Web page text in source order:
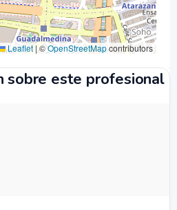
Leaflet |©OpenStreetMapcontributors
sobre este profesional